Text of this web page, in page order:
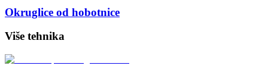
Okruglice od hobotnice
Više tehnika